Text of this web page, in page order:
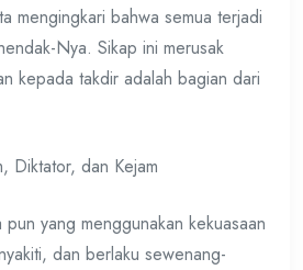
mengingkari bahwa semua terjadi
Nya. Sikap ini merusak
kepada takdir adalah bagian dari
Diktator, dan Kejam
pun yang menggunakan kekuasaan
dan berlaku sewenang-